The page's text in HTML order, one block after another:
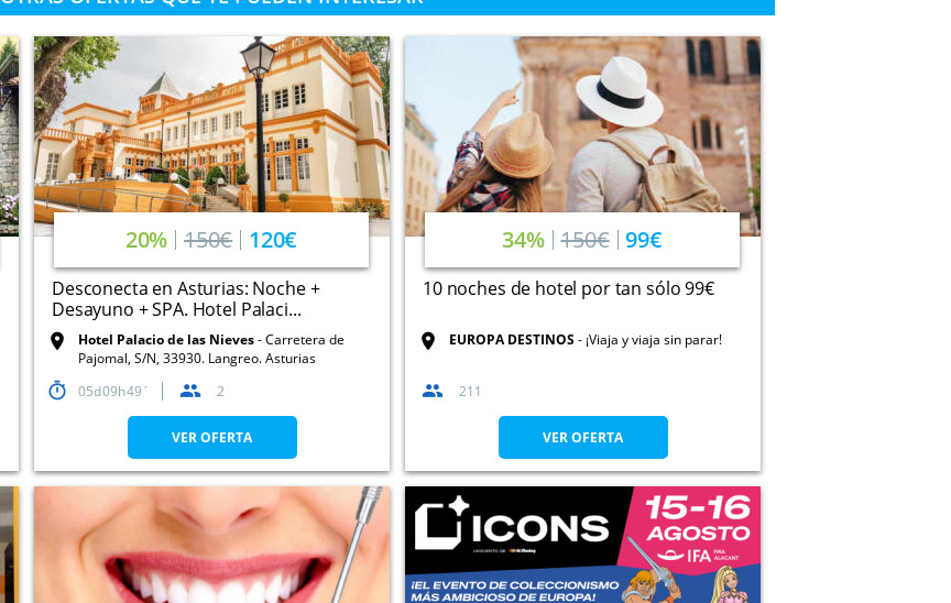
20% 150€ 120€
Desconecta en Asturias: Noche +
Desayuno + SPA. Hotel Palaci...
Hotel Palacio de las Nieves Carretera de
Pajomal, S/N, 33930. Langreo. Asturias
05 09 49 2
VER OFERTA
34% 150€ 99€
10 noches de hotel por tan sólo 99€
EUROPA DESTINOS ¡Viaja y viaja sin parar!
211
VER OFERTA